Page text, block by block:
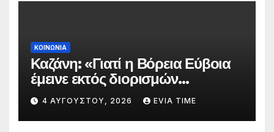
ΚΟΙΝΩΝΙΑ
Καζάνη: «Γιατί η Βόρεια Εύβοια
έμεινε εκτός διορισμών
δασκάλων;»
4 ΑΥΓΟΎΣΤΟΥ, 2026 EVIA TIME